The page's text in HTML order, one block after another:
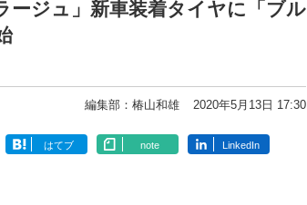
ージュ」新車装着タイヤに「ブル
編集部：椿山和雄 2020年5月13日 17:30
はてブ note LinkedIn